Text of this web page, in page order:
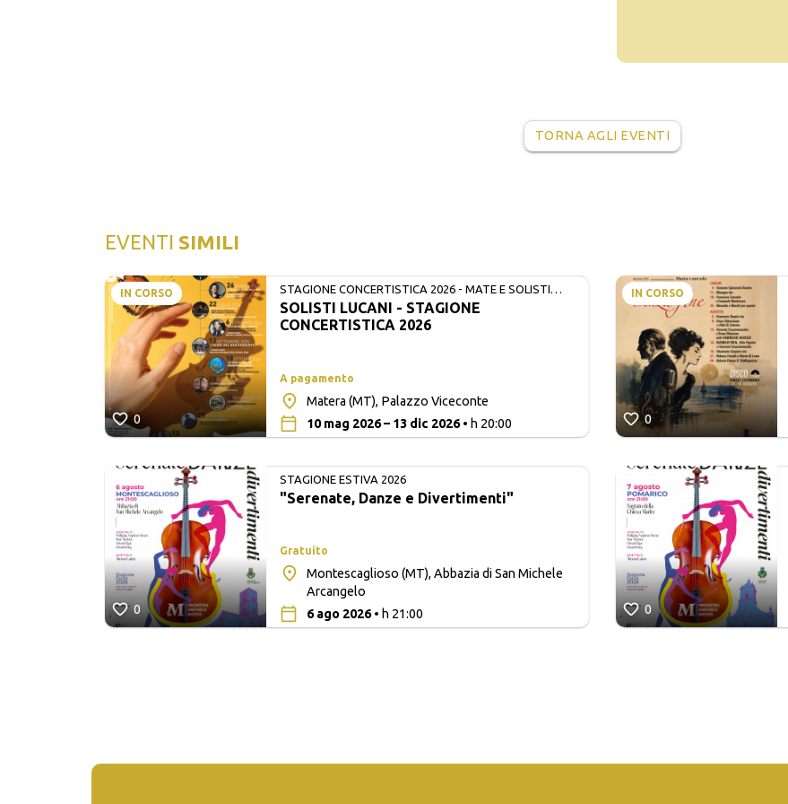
TORNA AGLI EVENTI
EVENTI SIMILI
IN CORSO
0
STAGIONE CONCERTISTICA 2026 - MATE E SOLISTI
LUCANI
SOLISTI LUCANI - STAGIONE
CONCERTISTICA 2026
A pagamento
Matera (MT), Palazzo Viceconte
10 mag 2026 – 13 dic 2026• h 20:00
0
STAGIONE ESTIVA 2026
"Serenate, Danze e Divertimenti"
Gratuito
Montescaglioso (MT), Abbazia di San Michele
Arcangelo
6 ago 2026• h 21:00
IN CORSO
0
0